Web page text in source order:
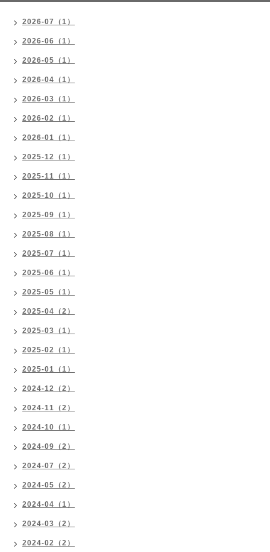
2026-07（1）
2026-06（1）
2026-05（1）
2026-04（1）
2026-03（1）
2026-02（1）
2026-01（1）
2025-12（1）
2025-11（1）
2025-10（1）
2025-09（1）
2025-08（1）
2025-07（1）
2025-06（1）
2025-05（1）
2025-04（2）
2025-03（1）
2025-02（1）
2025-01（1）
2024-12（2）
2024-11（2）
2024-10（1）
2024-09（2）
2024-07（2）
2024-05（2）
2024-04（1）
2024-03（2）
2024-02（2）